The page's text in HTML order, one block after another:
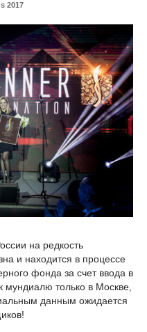
2017
на редкость
и находится в процессе
фонда за счет ввода в
мундиалю только в Москве,
данным ожидается